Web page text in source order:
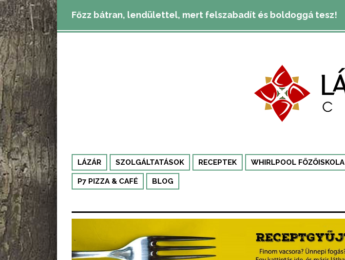
Főzz bátran, lendülettel, mert felszabadít és boldoggá tesz!
LÁZÁR SZOLGÁLTATÁSOK RECEPTEK WHIRLPOOL FŐZŐISKOLA
P7 PIZZA & CAFÉ BLOG